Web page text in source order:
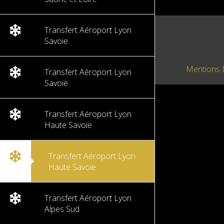
Transfert Aéroport Lyon
Savoie
Transfert Aéroport Lyon
Savoie
Transfert Aéroport Lyon
Haute Savoie
Transfert Aéroport Lyon
Haute Savoie
Transfert Aéroport Lyon
Alpes Sud
Mentions